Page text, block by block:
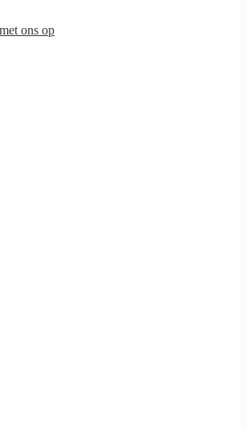
ons op